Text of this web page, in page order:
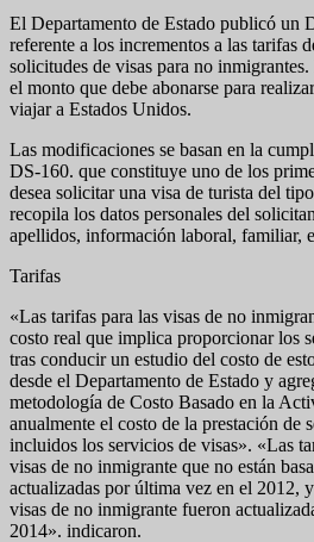
El Departamento de Estado publicó un
referente a los incrementos a las tarifas
solicitudes de visas para no
el monto que debe abonarse para
viajar a Estados Unidos.
Las modificaciones se basan en la
DS-160. que constituye uno de los
desea solicitar una visa de turista del
recopila los datos personales del
apellidos, información laboral, familiar,
Tarifas
«Las tarifas para las visas de no
costo real que implica proporcionar los
tras conducir un estudio del costo de
desde el Departamento de Estado y
metodología de Costo Basado en la
anualmente el costo de la prestación de
incluidos los servicios de visas». «Las
visas de no inmigrante que no están
actualizadas por última vez en el 2012,
visas de no inmigrante fueron
2014». indicaron.